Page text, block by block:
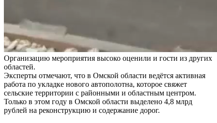
Организацию мероприятия высоко оценили и гости из других
областей.
Эксперты отмечают, что в Омской области ведётся активная
работа по укладке нового автополотна, которое свяжет
сельские территории с районными и областным центром.
Только в этом году в Омской области выделено 4,8 млрд
рублей на реконструкцию и содержание дорог.